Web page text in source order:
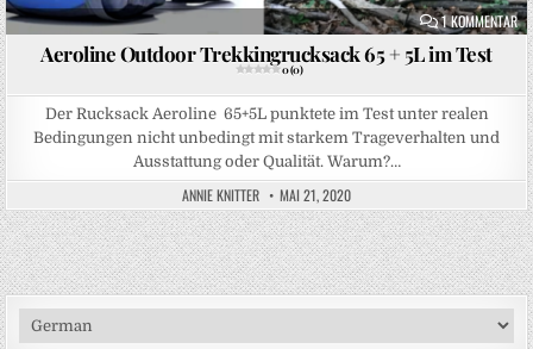
1 KOMMENTARZU
Aeroline Outdoor Trekkingrucksack 65 + 5L im Test
0 (0)
Der Rucksack Aeroline 65+5L punktete im Test unter realen
Bedingungen nicht unbedingt mit starkem Trageverhalten und
Ausstattung oder Qualität. Warum?…
ANNIE KNITTER MAI 21, 2020